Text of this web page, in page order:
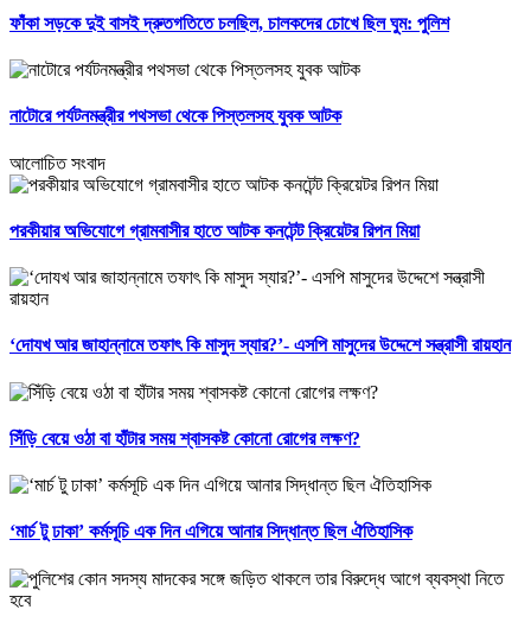
ফাঁকা সড়কে দুই বাসই দ্রুতগতিতে চলছিল, চালকদের চোখে ছিল ঘুম: পুলিশ
নাটোরে পর্যটনমন্ত্রীর পথসভা থেকে পিস্তলসহ যুবক আটক
আলোচিত সংবাদ
পরকীয়ার অভিযোগে গ্রামবাসীর হাতে আটক কনটেন্ট ক্রিয়েটর রিপন মিয়া
‘দোযখ আর জাহান্নামে তফাৎ কি মাসুদ স্যার?’- এসপি মাসুদের উদ্দেশে সন্ত্রাসী রায়হান
সিঁড়ি বেয়ে ওঠা বা হাঁটার সময় শ্বাসকষ্ট কোনো রোগের লক্ষণ?
‘মার্চ টু ঢাকা’ কর্মসূচি এক দিন এগিয়ে আনার সিদ্ধান্ত ছিল ঐতিহাসিক